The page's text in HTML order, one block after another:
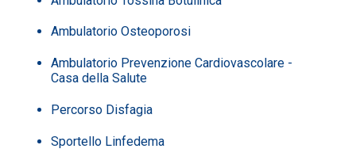
Ambulatorio Osteoporosi
Ambulatorio Prevenzione Cardiovascolare -
Casa della Salute
Percorso Disfagia
Sportello Linfedema